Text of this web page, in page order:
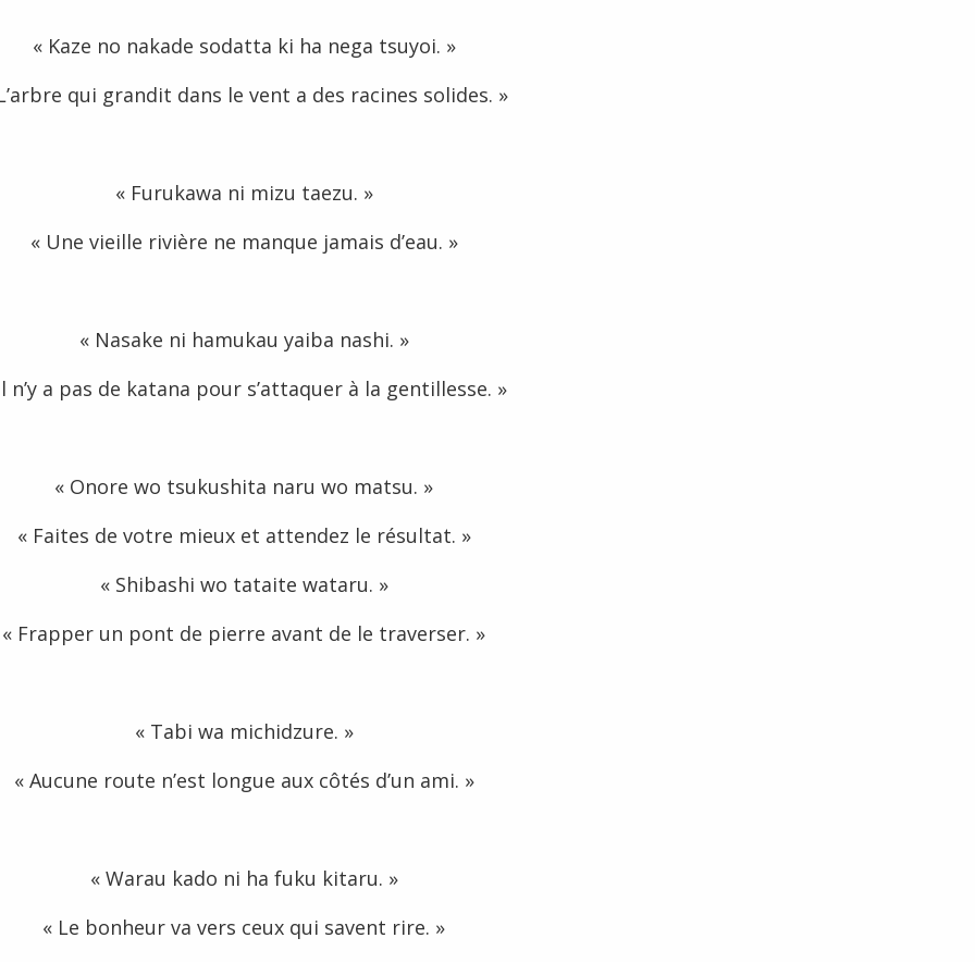
« Kaze no nakade sodatta ki ha nega tsuyoi. »
qui grandit dans le vent a des racines solides. »
« Furukawa ni mizu taezu. »
« Une vieille rivière ne manque jamais d’eau. »
« Nasake ni hamukau yaiba nashi. »
n’y a pas de katana pour s’attaquer à la gentillesse. »
« Onore wo tsukushita naru wo matsu. »
« Faites de votre mieux et attendez le résultat. »
« Shibashi wo tataite wataru. »
« Frapper un pont de pierre avant de le traverser. »
« Tabi wa michidzure. »
« Aucune route n’est longue aux côtés d’un ami. »
« Warau kado ni ha fuku kitaru. »
« Le bonheur va vers ceux qui savent rire. »